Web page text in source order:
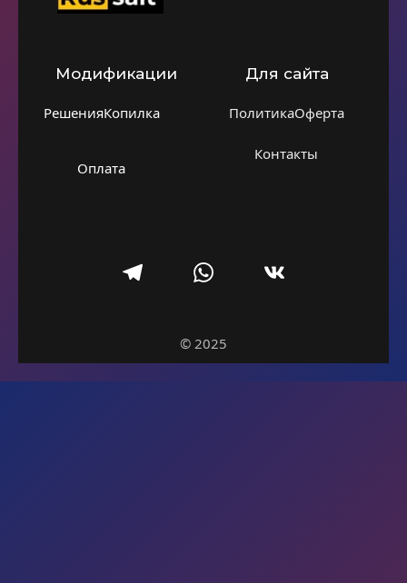
РешенияКопилка
Оплата
© 2025
Модификации
ПолитикаОферта
Контакты
Для сайта